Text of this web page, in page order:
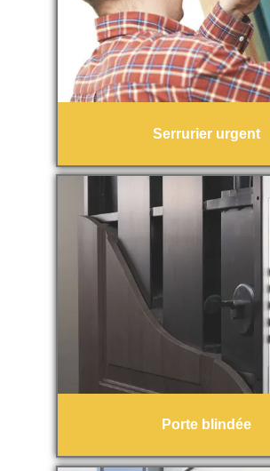
Serrurier urgent
Porte blindée